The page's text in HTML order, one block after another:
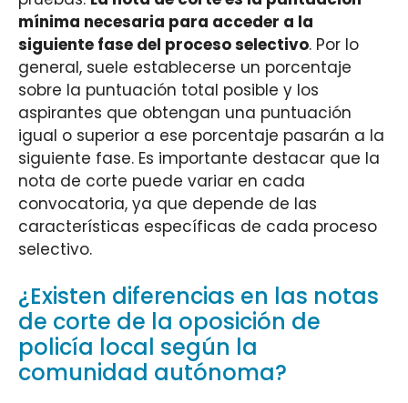
mínima necesaria para acceder a la
siguiente fase del proceso selectivo. Por lo
general, suele establecerse un porcentaje
sobre la puntuación total posible y los
aspirantes que obtengan una puntuación
igual o superior a ese porcentaje pasarán a la
siguiente fase. Es importante destacar que la
nota de corte puede variar en cada
convocatoria, ya que depende de las
características específicas de cada proceso
selectivo.
¿Existen diferencias en las notas
de corte de la oposición de
policía local según la
comunidad autónoma?